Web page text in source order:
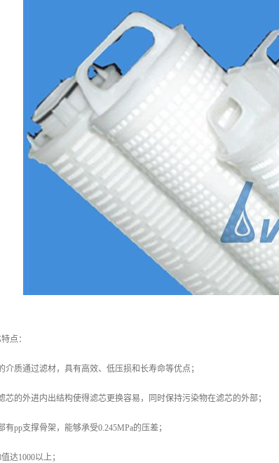
点：
介质通过滤材，具有高效、低压损和长寿命等优点；
芯的外进内出结构使得滤芯更换容易，同时保持污染物在滤芯的外部；
有pp支撑骨架，能够承受0.245MPa的压差；
达1000以上；